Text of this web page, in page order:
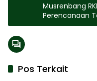
Musrenbang
Perencanaan
Pos Terkait